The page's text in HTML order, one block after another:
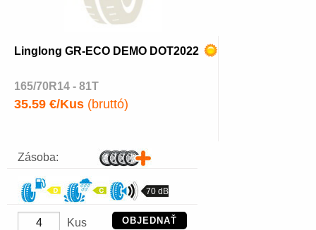
Linglong GR-ECO DEMO DOT2022
165/70R14 - 81T
35.59 €/Kus (bruttó)
Zásoba:
70 dB
Kus OBJEDNAŤ